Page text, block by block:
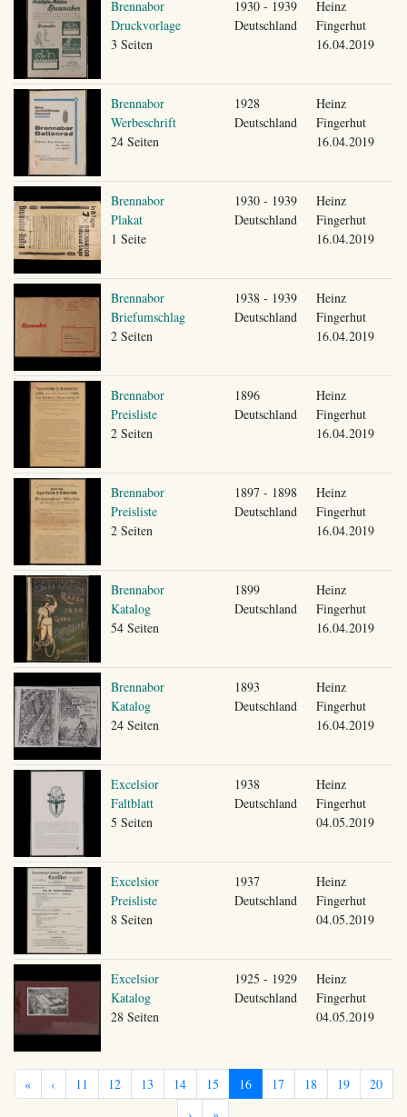
Brennabor
Druckvorlage
3 Seiten
1930 - 1939
Deutschland
Heinz
Fingerhut
16.04.2019
Brennabor
Werbeschrift
24 Seiten
1928
Deutschland
Heinz
Fingerhut
16.04.2019
Brennabor
Plakat
1 Seite
1930 - 1939
Deutschland
Heinz
Fingerhut
16.04.2019
Brennabor
Briefumschlag
2 Seiten
1938 - 1939
Deutschland
Heinz
Fingerhut
16.04.2019
Brennabor
Preisliste
2 Seiten
1896
Deutschland
Heinz
Fingerhut
16.04.2019
Brennabor
Preisliste
2 Seiten
1897 - 1898
Deutschland
Heinz
Fingerhut
16.04.2019
Brennabor
Katalog
54 Seiten
1899
Deutschland
Heinz
Fingerhut
16.04.2019
Brennabor
Katalog
24 Seiten
1893
Deutschland
Heinz
Fingerhut
16.04.2019
Excelsior
Faltblatt
5 Seiten
1938
Deutschland
Heinz
Fingerhut
04.05.2019
Excelsior
Preisliste
8 Seiten
1937
Deutschland
Heinz
Fingerhut
04.05.2019
Excelsior
Katalog
28 Seiten
1925 - 1929
Deutschland
Heinz
Fingerhut
04.05.2019
« ‹ 11 12 13 14 15 16 17 18 19
20
›
»